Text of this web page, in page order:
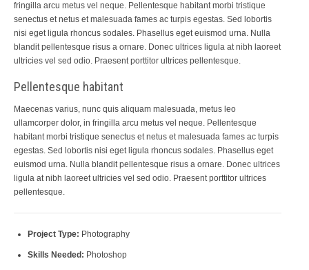
fringilla arcu metus vel neque. Pellentesque habitant morbi tristique
senectus et netus et malesuada fames ac turpis egestas. Sed lobortis
nisi eget ligula rhoncus sodales. Phasellus eget euismod urna. Nulla
blandit pellentesque risus a ornare. Donec ultrices ligula at nibh laoreet
ultricies vel sed odio. Praesent porttitor ultrices pellentesque.
Pellentesque habitant
Maecenas varius, nunc quis aliquam malesuada, metus leo
ullamcorper dolor, in fringilla arcu metus vel neque. Pellentesque
habitant morbi tristique senectus et netus et malesuada fames ac turpis
egestas. Sed lobortis nisi eget ligula rhoncus sodales. Phasellus eget
euismod urna. Nulla blandit pellentesque risus a ornare. Donec ultrices
ligula at nibh laoreet ultricies vel sed odio. Praesent porttitor ultrices
pellentesque.
Project Type: Photography
Skills Needed: Photoshop